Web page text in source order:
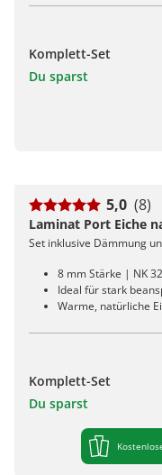
Komplett-Set
Du sparst
5,0 (8)
Laminat Port Eiche
Set inklusive Dämmung
8 mm Stärke | NK
Ideal für stark
Warme, natürliche
Komplett-Set
Du sparst